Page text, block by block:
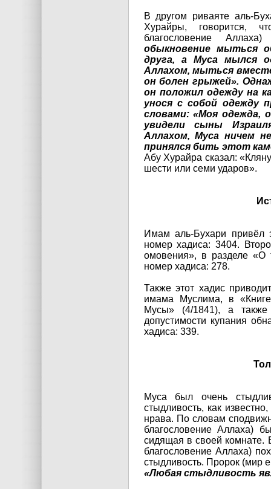
В другом риваяте аль-
Хурайры, говорится,
благословение
обыкновение мыться
друга, а Муса мылся
Аллахом, мыться
он болен грыжей».
он положил одежду на
унося с собой одежду
словами: «Моя одежда,
увидели сыны
Аллахом, Муса ничем
принялся бить этот
Абу Хурайра сказал:
шести или семи ударов».
Имам аль-Бухари привёл
номер хадиса: 3404.
омовения», в разделе «О
номер хадиса: 278.
Также этот хадис
имама Муслима, в «Книге
Мусы» (4/1841), а
допустимости купания
хадиса: 339.
Муса был очень
стыдливость, как
нрава. По словам
благословение Аллаха)
сидящая в своей комнате.
благословение Аллаха)
стыдливость. Пророк (мир
«Любая стыдливость